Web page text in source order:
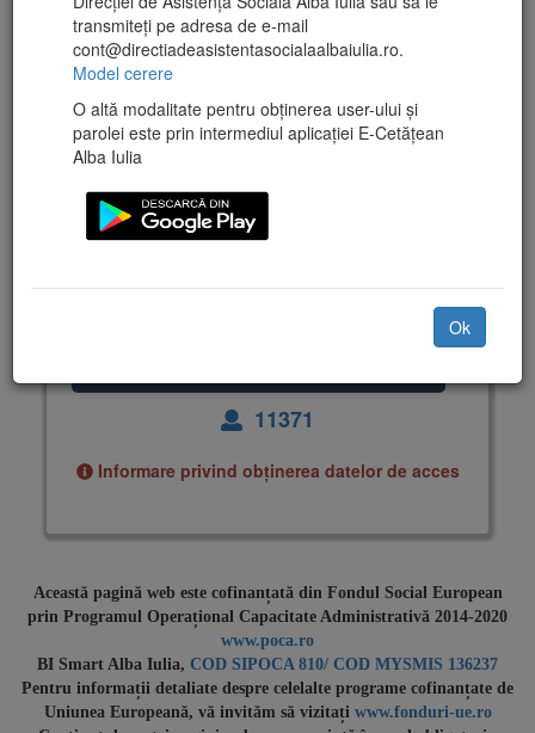
Utilizator
Ai uitat parola?
11371
Informare privind obținerea datelor de acces
transmiteți pe adresa de e-mail
cont@directiadeasistentasocialaalbaiulia.ro.
Model cerere
O altă modalitate pentru obținerea user-ului și
parolei este prin intermediul aplicației E-Cetățean
Alba Iulia
Ok
Această pagină web este cofinanțată din Fondul Social European
prin Programul Operațional Capacitate Administrativă 2014-2020
www.poca.ro
BI Smart Alba Iulia, COD SIPOCA 810/ COD MYSMIS 136237
Pentru informații detaliate despre celelalte programe cofinanțate de
Uniunea Europeană, vă invităm să vizitați www.fonduri-ue.ro